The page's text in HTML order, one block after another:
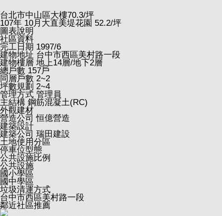
台北市中山區大樓70.3/坪
107年 10月大直美堤花園 52.2/坪
圖表說明
社區資料
完工日期 1997/6
建物地址 台中市西區美村路一段
建物樓層 地上14層/地下2層
總戶數 157戶
同層戶數 2~2
坪數規劃 2~4
管理方式 管理員
主結構 鋼筋混凝土(RC)
外觀建材
營造公司 恒億營造
建築設計
建築公司 瑞田建設
土地使用分區
停車位型態
公共設施比例
公共設施
國小學區
國中學區
垃圾清運方式
台中市西區美村路一段
鄰近社區推薦